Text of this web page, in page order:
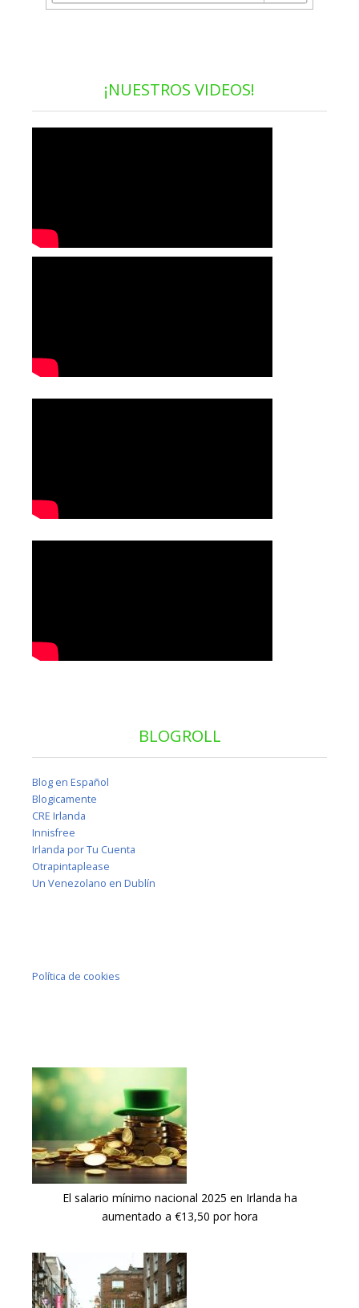
¡NUESTROS VIDEOS!
BLOGROLL
Blog en Español
Blogicamente
CRE Irlanda
Innisfree
Irlanda por Tu Cuenta
Otrapintaplease
Un Venezolano en Dublín
Política de cookies
El salario mínimo nacional 2025 en Irlanda ha
aumentado a €13,50 por hora